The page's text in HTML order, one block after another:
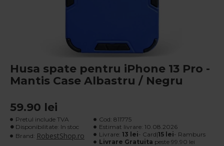
Husa spate pentru iPhone 13 Pro -
Mantis Case Albastru / Negru
59.90 lei
Pretul include TVA
Disponibilitate: In stoc
Brand: RobestShop.ro
Cod: 811775
Estimat livrare: 10.08.2026
Livrare: 13 lei- Card|15 lei- Ramburs
Livrare Gratuita peste 99.90 lei